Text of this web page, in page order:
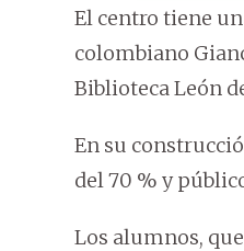
El centro tiene
colombiano
Biblioteca León
En su
del 70 % y
Los alumnos,